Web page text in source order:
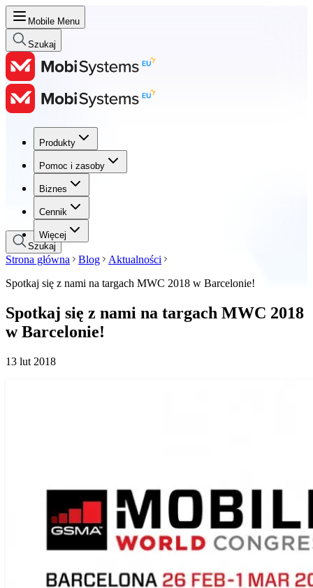
Mobile Menu
Szukaj
Produkty
Pomoc i zasoby
Biznes
Cennik
Więcej
Produkty
Pomoc i zasoby
Biznes
Cennik
Szukaj
Strona główna Blog
Aktualności
Spotkaj się z nami na targach MWC 2018 w Barcelonie!
Spotkaj się z nami na targach MWC 2018
w Barcelonie!
13 lut 2018